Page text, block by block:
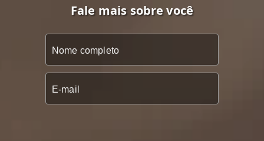
Fale mais sobre você